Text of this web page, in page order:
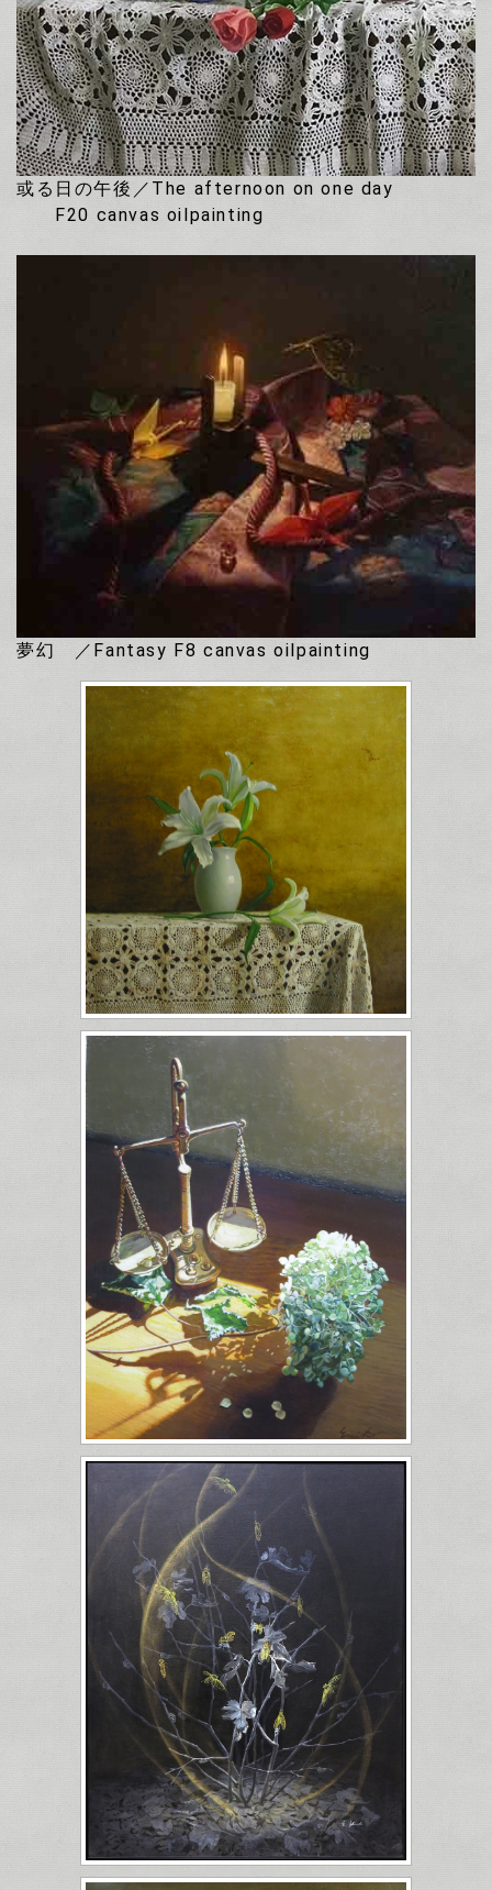
或る日の午後／The afternoon on one day
F20 canvas oilpainting
夢幻 ／Fantasy F8 canvas oilpainting